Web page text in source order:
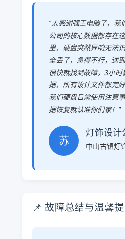
“太感谢强王电脑了，我
公司的核心数据都存在
里，硬盘突然异响无法
全丢了，急得不行，送
很快就找到故障，3小时
据，所有设计文件都完
我们硬盘日常使用注意
据恢复就认准你们家！”
苏
灯饰设计
中山古镇灯
📌 故障总结与温馨